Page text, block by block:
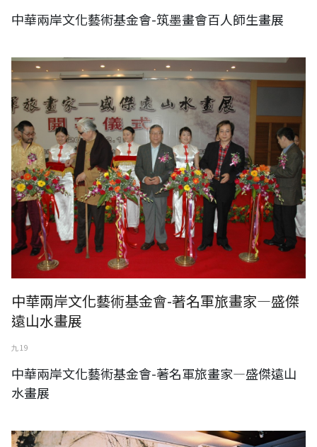
中華兩岸文化藝術基金會-筑墨畫會百人師生畫展
中華兩岸文化藝術基金會-著名軍旅畫家—盛傑遠山水畫展
中華兩岸文化藝術基金會-著名軍旅畫家—盛傑
遠山水畫展
九 19
中華兩岸文化藝術基金會-著名軍旅畫家—盛傑遠山
水畫展
中華兩岸文化藝術基金會-中華兩岸近現代名家水墨大展